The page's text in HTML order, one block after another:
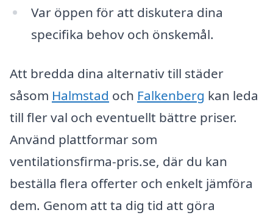
Var öppen för att diskutera dina
specifika behov och önskemål.
Att bredda dina alternativ till städer
såsom Halmstad och Falkenberg kan leda
till fler val och eventuellt bättre priser.
Använd plattformar som
ventilationsfirma-pris.se, där du kan
beställa flera offerter och enkelt jämföra
dem. Genom att ta dig tid att göra